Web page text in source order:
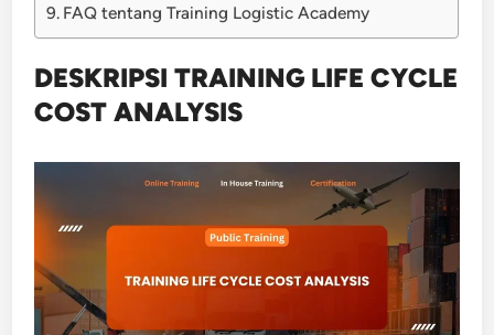
FAQ tentang Training Logistic Academy
DESKRIPSI TRAINING LIFE CYCLE
COST ANALYSIS